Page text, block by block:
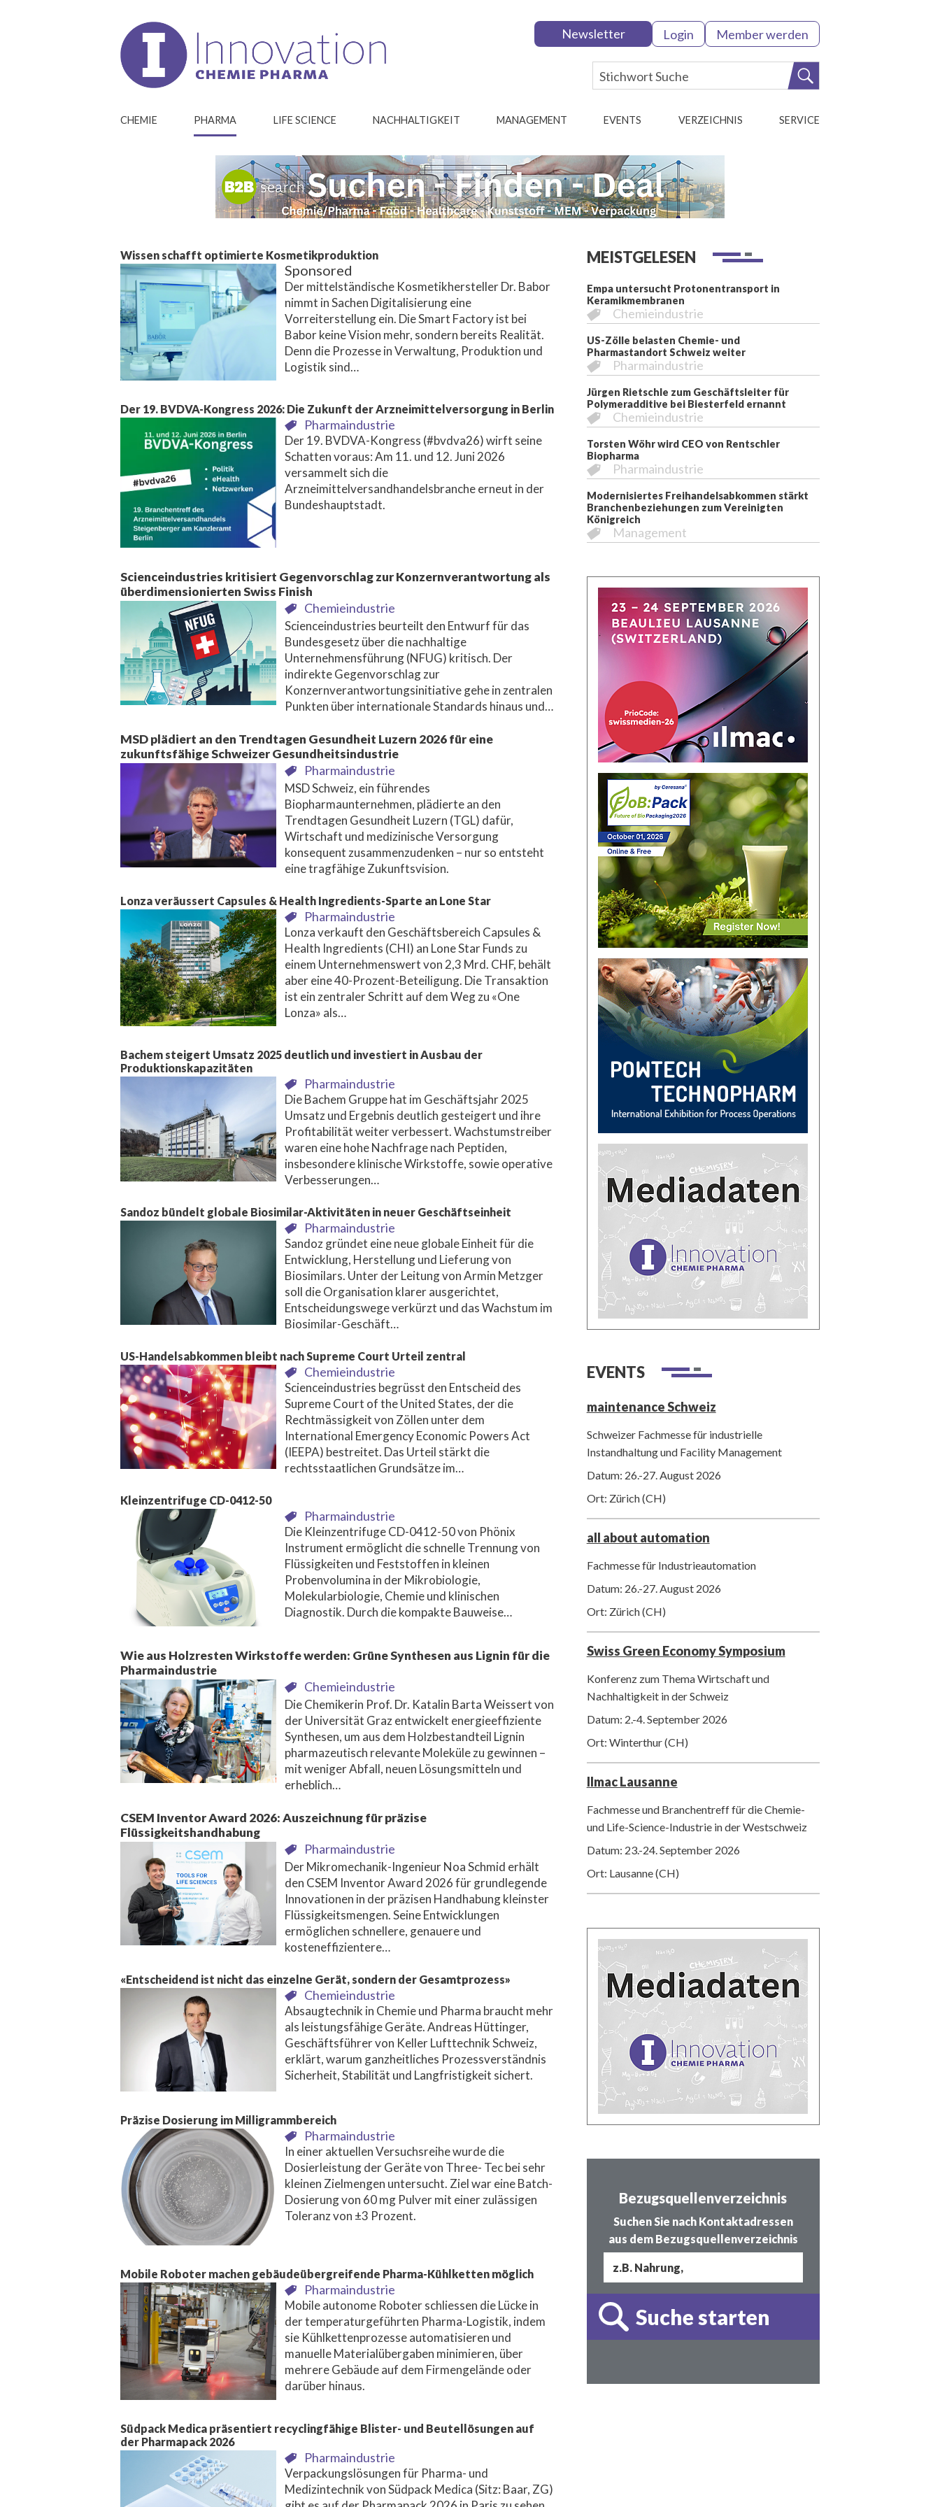
Newsletter Login Member werden
CHEMIE PHARMA LIFE SCIENCE NACHHALTIGKEIT MANAGEMENT EVENTS VERZEICHNIS SERVICE
Wissen schafft optimierte Kosmetikproduktion
Sponsored
Der mittelständische Kosmetikhersteller Dr. Babor
nimmt in Sachen Digitalisierung eine
Vorreiterstellung ein. Die Smart Factory ist bei
Babor keine Vision mehr, sondern bereits Realität.
Denn die Prozesse in Verwaltung, Produktion und
Logistik sind…
Der 19. BVDVA-Kongress 2026: Die Zukunft der Arzneimittelversorgung in Berlin
Pharmaindustrie
Der 19. BVDVA-Kongress (#bvdva26) wirft seine
Schatten voraus: Am 11. und 12. Juni 2026
versammelt sich die
Arzneimittelversandhandelsbranche erneut in der
Bundeshauptstadt.
Scienceindustries kritisiert Gegenvorschlag zur Konzernverantwortung als
überdimensionierten Swiss Finish
Chemieindustrie
Scienceindustries beurteilt den Entwurf für das
Bundesgesetz über die nachhaltige
Unternehmensführung (NFUG) kritisch. Der
indirekte Gegenvorschlag zur
Konzernverantwortungsinitiative gehe in zentralen
Punkten über internationale Standards hinaus und…
MSD plädiert an den Trendtagen Gesundheit Luzern 2026 für eine
zukunftsfähige Schweizer Gesundheitsindustrie
Pharmaindustrie
MSD Schweiz, ein führendes
Biopharmaunternehmen, plädierte an den
Trendtagen Gesundheit Luzern (TGL) dafür,
Wirtschaft und medizinische Versorgung
konsequent zusammenzudenken – nur so entsteht
eine tragfähige Zukunftsvision.
Lonza veräussert Capsules & Health Ingredients-Sparte an Lone Star
Pharmaindustrie
Lonza verkauft den Geschäftsbereich Capsules &
Health Ingredients (CHI) an Lone Star Funds zu
einem Unternehmenswert von 2,3 Mrd. CHF, behält
aber eine 40-Prozent-Beteiligung. Die Transaktion
ist ein zentraler Schritt auf dem Weg zu «One
Lonza» als…
Bachem steigert Umsatz 2025 deutlich und investiert in Ausbau der
Produktionskapazitäten
Pharmaindustrie
Die Bachem Gruppe hat im Geschäftsjahr 2025
Umsatz und Ergebnis deutlich gesteigert und ihre
Profitabilität weiter verbessert. Wachstumstreiber
waren eine hohe Nachfrage nach Peptiden,
insbesondere klinische Wirkstoffe, sowie operative
Verbesserungen…
Sandoz bündelt globale Biosimilar-Aktivitäten in neuer Geschäftseinheit
Pharmaindustrie
Sandoz gründet eine neue globale Einheit für die
Entwicklung, Herstellung und Lieferung von
Biosimilars. Unter der Leitung von Armin Metzger
soll die Organisation klarer ausgerichtet,
Entscheidungswege verkürzt und das Wachstum im
Biosimilar-Geschäft…
US-Handelsabkommen bleibt nach Supreme Court Urteil zentral
Chemieindustrie
Scienceindustries begrüsst den Entscheid des
Supreme Court of the United States, der die
Rechtmässigkeit von Zöllen unter dem
International Emergency Economic Powers Act
(IEEPA) bestreitet. Das Urteil stärkt die
rechtsstaatlichen Grundsätze im…
Kleinzentrifuge CD-0412-50
Pharmaindustrie
Die Kleinzentrifuge CD-0412-50 von Phönix
Instrument ermöglicht die schnelle Trennung von
Flüssigkeiten und Feststoffen in kleinen
Probenvolumina in der Mikrobiologie,
Molekularbiologie, Chemie und klinischen
Diagnostik. Durch die kompakte Bauweise…
Wie aus Holzresten Wirkstoffe werden: Grüne Synthesen aus Lignin für die
Pharmaindustrie
Chemieindustrie
Die Chemikerin Prof. Dr. Katalin Barta Weissert von
der Universität Graz entwickelt energieeffiziente
Synthesen, um aus dem Holzbestandteil Lignin
pharmazeutisch relevante Moleküle zu gewinnen –
mit weniger Abfall, neuen Lösungsmitteln und
erheblich…
CSEM Inventor Award 2026: Auszeichnung für präzise
Flüssigkeitshandhabung
Pharmaindustrie
Der Mikromechanik-Ingenieur Noa Schmid erhält
den CSEM Inventor Award 2026 für grundlegende
Innovationen in der präzisen Handhabung kleinster
Flüssigkeitsmengen. Seine Entwicklungen
ermöglichen schnellere, genauere und
kosteneffizientere…
«Entscheidend ist nicht das einzelne Gerät, sondern der Gesamtprozess»
Chemieindustrie
Absaugtechnik in Chemie und Pharma braucht mehr
als leistungsfähige Geräte. Andreas Hüttinger,
Geschäftsführer von Keller Lufttechnik Schweiz,
erklärt, warum ganzheitliches Prozessverständnis
Sicherheit, Stabilität und Langfristigkeit sichert.
Präzise Dosierung im Milligrammbereich
Pharmaindustrie
In einer aktuellen Versuchsreihe wurde die
Dosierleistung der Geräte von Three- Tec bei sehr
kleinen Zielmengen untersucht. Ziel war eine Batch-
Dosierung von 60 mg Pulver mit einer zulässigen
Toleranz von ±3 Prozent.
Mobile Roboter machen gebäudeübergreifende Pharma-Kühlketten möglich
Pharmaindustrie
Mobile autonome Roboter schliessen die Lücke in
der temperaturgeführten Pharma-Logistik, indem
sie Kühlkettenprozesse automatisieren und
manuelle Materialübergaben minimieren, über
mehrere Gebäude auf dem Firmengelände oder
darüber hinaus.
Südpack Medica präsentiert recyclingfähige Blister- und Beutellösungen auf
der Pharmapack 2026
Pharmaindustrie
Verpackungslösungen für Pharma- und
Medizintechnik von Südpack Medica (Sitz: Baar, ZG)
MEISTGELESEN
Empa untersucht Protonentransport in
Keramikmembranen
Chemieindustrie
US-Zölle belasten Chemie- und
Pharmastandort Schweiz weiter
Pharmaindustrie
Jürgen Rietschle zum Geschäftsleiter für
Polymeradditive bei Biesterfeld ernannt
Chemieindustrie
Torsten Wöhr wird CEO von Rentschler
Biopharma
Pharmaindustrie
Modernisiertes Freihandelsabkommen stärkt
Branchenbeziehungen zum Vereinigten
Königreich
Management
EVENTS
maintenance Schweiz
Schweizer Fachmesse für industrielle
Instandhaltung und Facility Management
Datum: 26.-27. August 2026
Ort: Zürich (CH)
all about automation
Fachmesse für Industrieautomation
Datum: 26.-27. August 2026
Ort: Zürich (CH)
Swiss Green Economy Symposium
Konferenz zum Thema Wirtschaft und
Nachhaltigkeit in der Schweiz
Datum: 2.-4. September 2026
Ort: Winterthur (CH)
Ilmac Lausanne
Fachmesse und Branchentreff für die Chemie-
und Life-Science-Industrie in der Westschweiz
Datum: 23.-24. September 2026
Ort: Lausanne (CH)
Bezugsquellenverzeichnis
Suchen Sie nach Kontaktadressen
aus dem Bezugsquellenverzeichnis